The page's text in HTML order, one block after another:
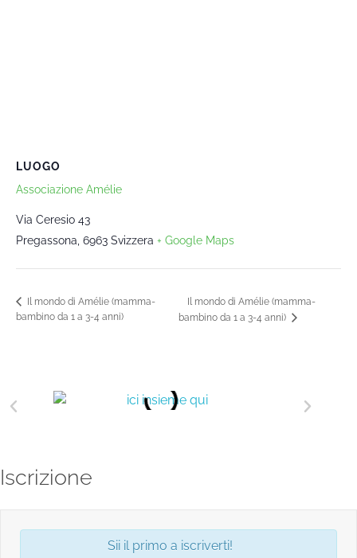
LUOGO
Associazione Amélie
Via Ceresio 43
Pregassona 6963 Svizzera + Google Maps
Il mondo di Amélie (mamma-
bambino da 1 a 3-4 anni)
Il mondo di Amélie (mamma-
bambino da 1 a 3-4 anni)
Iscrizione
Sii il primo a iscriverti!